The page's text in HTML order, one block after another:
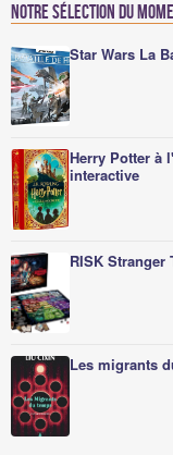
Notre sélection du
Star Wars La
Herry Potter à
interactive
RISK Stranger
Les migrants